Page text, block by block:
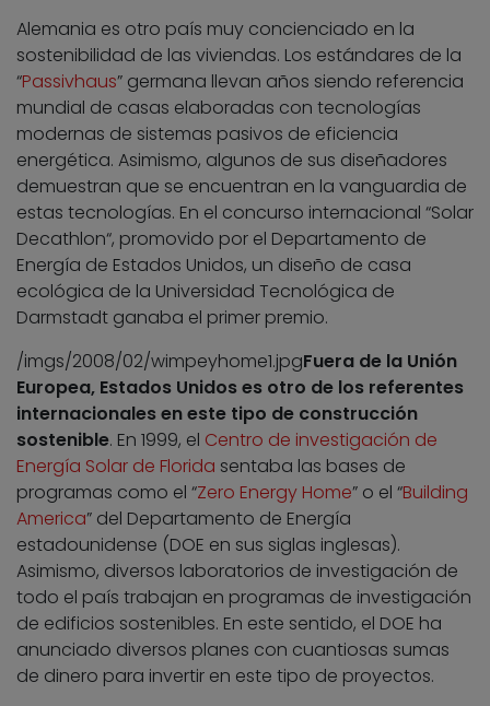
Alemania es otro país muy concienciado en la
sostenibilidad de las viviendas. Los estándares de la
“Passivhaus” germana llevan años siendo referencia
mundial de casas elaboradas con tecnologías
modernas de sistemas pasivos de eficiencia
energética. Asimismo, algunos de sus diseñadores
demuestran que se encuentran en la vanguardia de
estas tecnologías. En el concurso internacional “Solar
Decathlon“, promovido por el Departamento de
Energía de Estados Unidos, un diseño de casa
ecológica de la Universidad Tecnológica de
Darmstadt ganaba el primer premio.
/imgs/2008/02/wimpeyhome1.jpgFuera de la Unión
Europea, Estados Unidos es otro de los referentes
internacionales en este tipo de construcción
sostenible. En 1999, el Centro de investigación de
Energía Solar de Florida sentaba las bases de
programas como el “Zero Energy Home” o el “Building
America” del Departamento de Energía
estadounidense (DOE en sus siglas inglesas).
Asimismo, diversos laboratorios de investigación de
todo el país trabajan en programas de investigación
de edificios sostenibles. En este sentido, el DOE ha
anunciado diversos planes con cuantiosas sumas
de dinero para invertir en este tipo de proyectos.